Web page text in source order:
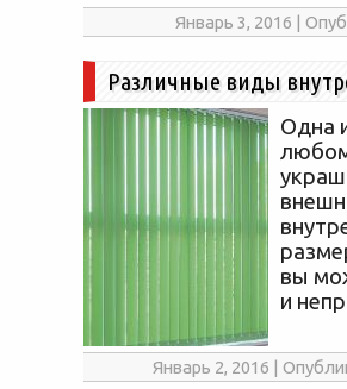
Январь 3, 2016 |
Различные виды
Одна
вы
и
Январь 2, 2016 |